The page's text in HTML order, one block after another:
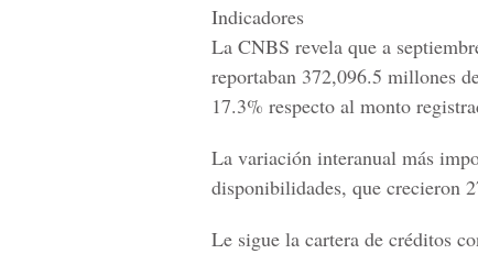
Indicadores
La CNBS revela que a
reportaban 372,096.5 millones
17.3% respecto al monto
La variación interanual más
disponibilidades, que crecieron
Le sigue la cartera de créditos